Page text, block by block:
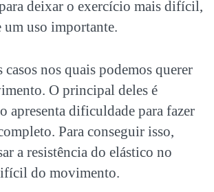
deixar o exercício mais difícil,
um uso importante.
nos quais podemos querer
O principal deles é
apresenta dificuldade para fazer
Para conseguir isso,
a resistência do elástico no
do movimento.